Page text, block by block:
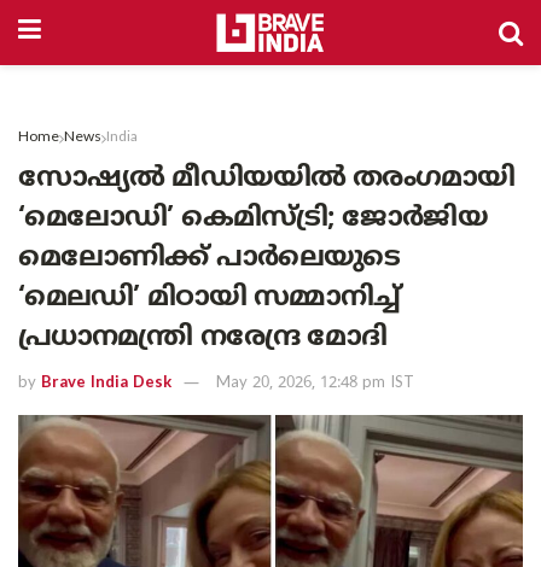
Home News India
സോഷ്യൽ മീഡിയയിൽ തരംഗമായി
‘മെലോഡി’ കെമിസ്ട്രി; ജോർജിയ
മെലോണിക്ക് പാർലെയുടെ
‘മെലഡി’ മിഠായി സമ്മാനിച്ച്
പ്രധാനമന്ത്രി നരേന്ദ്ര മോദി
by Brave India Desk May 20, 2026, 12:48 pm IST